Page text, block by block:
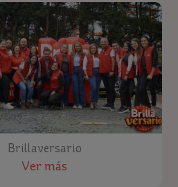
Brillaversario
Ver más